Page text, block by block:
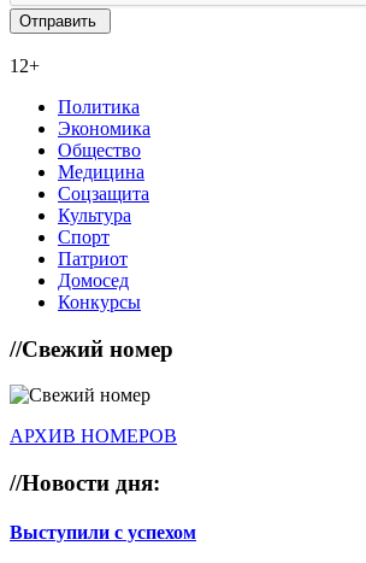
12+
Политика
Экономика
Общество
Медицина
Соцзащита
Культура
Спорт
Патриот
Домосед
Конкурсы
//Свежий номер
АРХИВ НОМЕРОВ
//Новости дня:
Выступили с успехом